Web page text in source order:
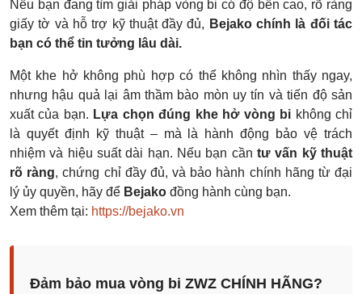
Nếu bạn đang tìm giải pháp vòng bi có độ bền cao, rõ ràng
giấy tờ và hỗ trợ kỹ thuật đầy đủ, Bejako chính là đối tác
bạn có thể tin tưởng lâu dài.
Một khe hở không phù hợp có thể không nhìn thấy ngay,
nhưng hậu quả lại âm thầm bào mòn uy tín và tiến độ sản
xuất của bạn. Lựa chọn đúng khe hở vòng bi không chỉ
là quyết định kỹ thuật – mà là hành động bảo vệ trách
nhiệm và hiệu suất dài hạn. Nếu bạn cần tư vấn kỹ thuật
rõ ràng, chứng chỉ đầy đủ, và bảo hành chính hãng từ đại
lý ủy quyền, hãy để Bejako đồng hành cùng bạn.
Xem thêm tại: https://bejako.vn
Đảm bảo mua vòng bi ZWZ CHÍNH HÃNG?